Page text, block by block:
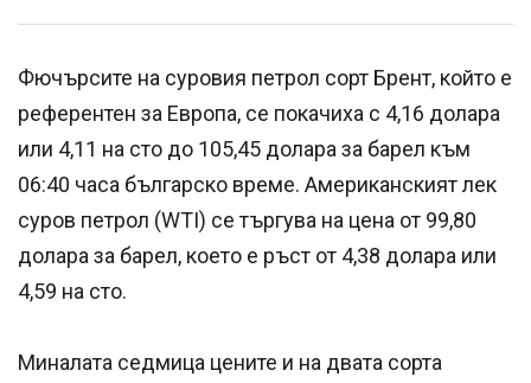
Фючърсите на суровия петрол сорт Брент, който е
референтен за Европа, се покачиха с 4,16 долара
или 4,11 на сто до 105,45 долара за барел към
06:40 часа българско време. Американският лек
суров петрол (WTI) се търгува на цена от 99,80
долара за барел, което е ръст от 4,38 долара или
4,59 на сто.
Миналата седмица цените и на двата сорта